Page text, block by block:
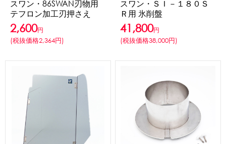
ブレンダー・ミキサー
備品
蜜かけシャワー・レードル
詰め替え容器
その他の機器・備品
横幕
ポスター
その他のPRアイテム
スワン・86SWAN刃物用
テフロン加工刃押さえ
2,600円
(税抜価格2,364円)
スワン・ＳＩ－１８０Ｓ
Ｒ用 氷削盤
41,800円
(税抜価格38,000円)